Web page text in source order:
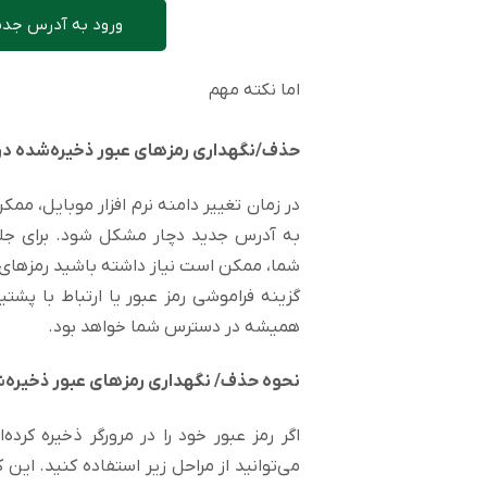
ورود به آدرس
اما نکته مهم
حذف/نگهداری رمزهای عبور ذخیره‌شده
در زمان تغییر دامنه نرم افزار موبایل،
به آدرس جدید دچار مشکل شود. برای
شما، ممکن است نیاز داشته باشید رمزهای
همیشه در دسترس شما خواهد بود.
نحوه حذف/ نگهداری رمزهای عبور
اگر رمز عبور خود را در مرورگر ذخیره
می‌توانید از مراحل زیر استفاده کنید.